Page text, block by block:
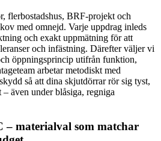
flerbostadshus, BRF-projekt och
med omnejd. Varje uppdrag inleds
och exakt uppmätning för att
och infästning. Därefter väljer vi
öppningsprincip utifrån funktion,
arbetar metodiskt med
så att dina skjutdörrar rör sig tyst,
även under blåsiga, regniga
– materialval som matchar